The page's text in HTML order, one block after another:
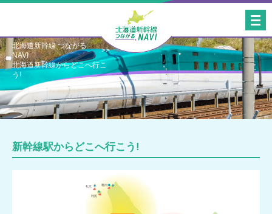
北海道新幹線 つながる
NAVI
北海道新幹線からどこへ行こ
う!
新幹線駅からどこへ行こう!
稚内
礼文
利尻